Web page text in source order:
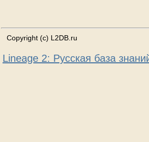
Copyright (c) L2DB.ru
Lineage 2: Русская база